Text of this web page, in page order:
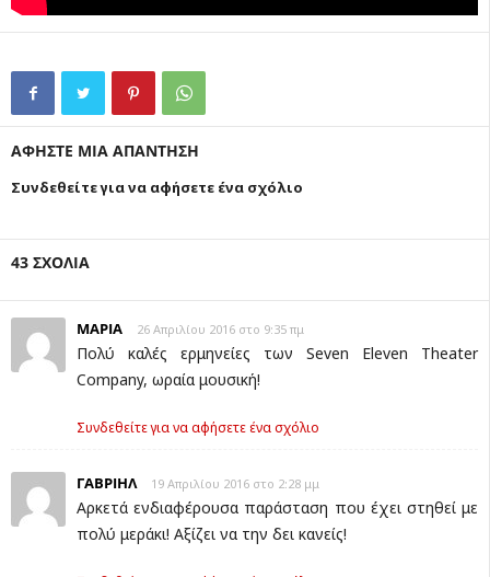
43 ΣΧΟΛΙΑ
ΜΑΡΙΑ 26 Απριλίου 2016 στο 9:35 πμ
Πολύ καλές ερμηνείες των Seven Eleven Theater
Company, ωραία μουσική!
Συνδεθείτε για να αφήσετε ένα σχόλιο
ΓΑΒΡΙΗΛ 19 Απριλίου 2016 στο 2:28 μμ
Αρκετά ενδιαφέρουσα παράσταση που έχει στηθεί με
πολύ μεράκι! Αξίζει να την δει κανείς!
ΑΦΗΣΤΕ ΜΙΑ ΑΠΑΝΤΗΣΗ
Συνδεθείτε για να αφήσετε ένα σχόλιο